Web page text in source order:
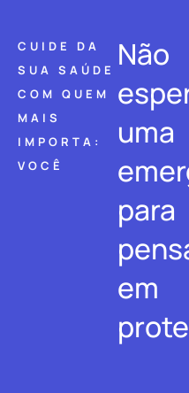
CUIDE DA
SUA SAÚDE
COM QUEM
MAIS
IMPORTA:
VOCÊ
Não
uma
para
em